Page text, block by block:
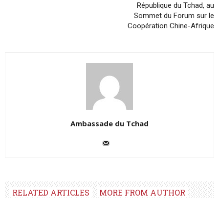
République du Tchad, au
Sommet du Forum sur le
Coopération Chine-Afrique
Ambassade du Tchad
RELATED ARTICLES MORE FROM AUTHOR